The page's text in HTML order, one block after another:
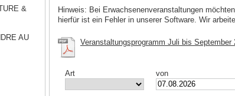
&
AU
Hinweis: Bei Erwachsenenveranstaltungen
hierfür ist ein Fehler in unserer Software. Wir
Veranstaltungsprogramm Juli bis September
Art von